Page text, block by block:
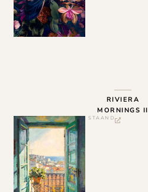
RIVIERA
MORNINGS II
STAAND